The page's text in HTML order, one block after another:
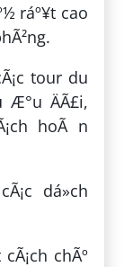
ráº¥t cao
tour du
Æ°u ÄÃ£i,
hoÃ n
dá»ch
cÃ¡ch chÃº